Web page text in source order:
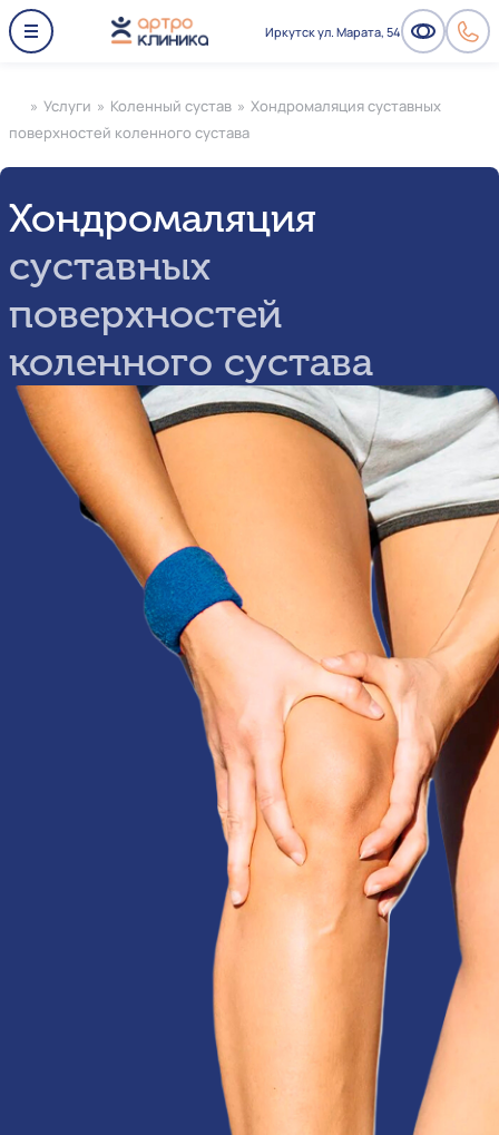
Иркутск ул. Марата, 54
» Услуги » Коленный сустав » Хондромаляция суставных
поверхностей коленного сустава
Хондромаляция
суставных
поверхностей
коленного сустава